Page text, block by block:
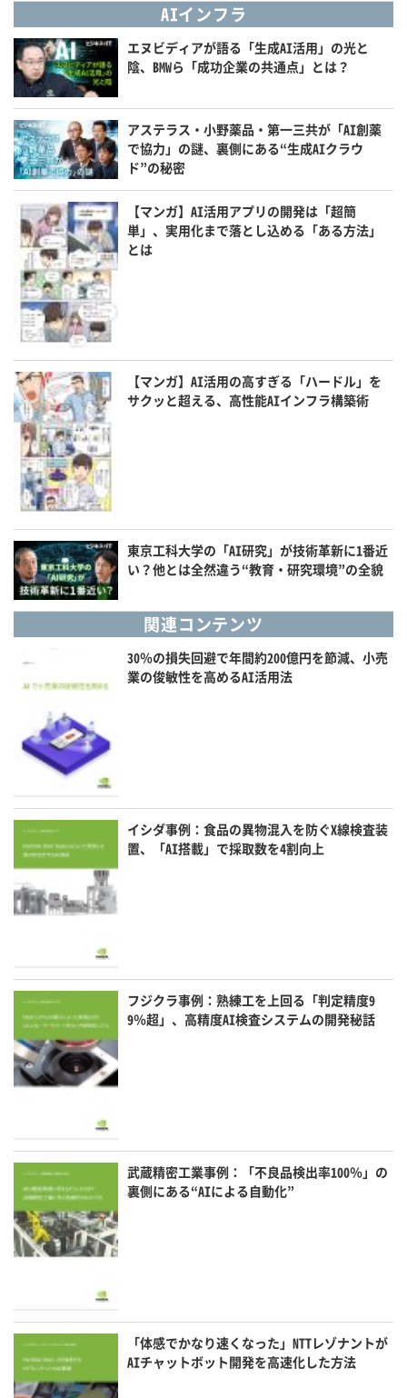
AIインフラ
エヌビディアが語る「生成AI活用」の光と
陰、BMWら「成功企業の共通点」とは？
アステラス・小野薬品・第一三共が「AI創薬
で協力」の謎、裏側にある“生成AIクラウ
ド”の秘密
【マンガ】AI活用アプリの開発は「超簡
単」、実用化まで落とし込める「ある方法」
とは
【マンガ】AI活用の高すぎる「ハードル」を
サクッと超える、高性能AIインフラ構築術
東京工科大学の「AI研究」が技術革新に1番近
い？他とは全然違う“教育・研究環境”の全貌
関連コンテンツ
30％の損失回避で年間約200億円を節減、小売
業の俊敏性を高めるAI活用法
イシダ事例：食品の異物混入を防ぐX線検査装
置、「AI搭載」で採取数を4割向上
フジクラ事例：熟練工を上回る「判定精度9
9％超」、高精度AI検査システムの開発秘話
武蔵精密工業事例：「不良品検出率100％」の
裏側にある“AIによる自動化”
「体感でかなり速くなった」NTTレゾナントが
AIチャットボット開発を高速化した方法